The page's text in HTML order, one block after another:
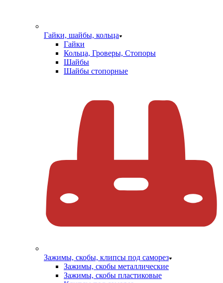
Гайки, шайбы, кольца
Гайки
Кольца, Гроверы, Стопоры
Шайбы
Шайбы стопорные
Зажимы, скобы, клипсы под саморез
Зажимы, скобы металлические
Зажимы, скобы пластиковые